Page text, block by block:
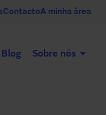
ContactoA minha área
Blog Sobre nós